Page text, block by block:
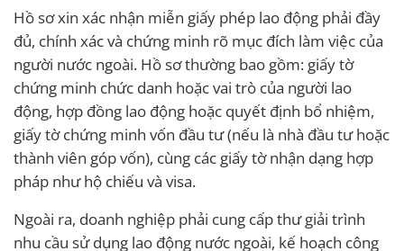
Hồ sơ xin xác nhận miễn giấy phép lao động phải đầy
đủ, chính xác và chứng minh rõ mục đích làm việc của
người nước ngoài. Hồ sơ thường bao gồm: giấy tờ
chứng minh chức danh hoặc vai trò của người lao
động, hợp đồng lao động hoặc quyết định bổ nhiệm,
giấy tờ chứng minh vốn đầu tư (nếu là nhà đầu tư hoặc
thành viên góp vốn), cùng các giấy tờ nhận dạng hợp
pháp như hộ chiếu và visa.
Ngoài ra, doanh nghiệp phải cung cấp thư giải trình
nhu cầu sử dụng lao động nước ngoài, kế hoạch công